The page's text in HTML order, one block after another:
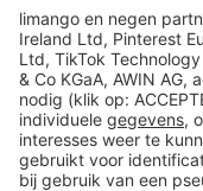
limango
Veilig winkelen
Klantenservice
Shop